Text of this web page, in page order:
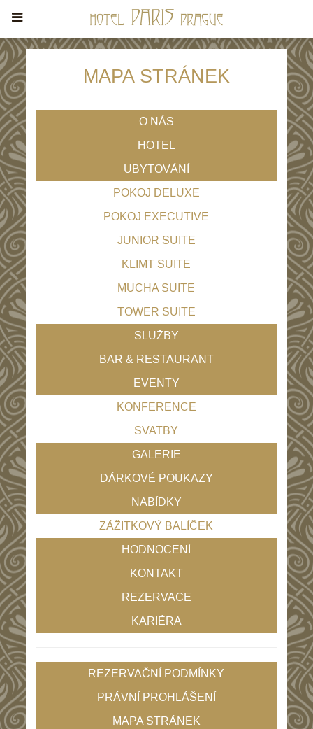
MAPA STRÁNEK
O NÁS
HOTEL
UBYTOVÁNÍ
POKOJ DELUXE
POKOJ EXECUTIVE
JUNIOR SUITE
KLIMT SUITE
MUCHA SUITE
TOWER SUITE
SLUŽBY
BAR & RESTAURANT
EVENTY
KONFERENCE
SVATBY
GALERIE
DÁRKOVÉ POUKAZY
NABÍDKY
ZÁŽITKOVÝ BALÍČEK
HODNOCENÍ
KONTAKT
REZERVACE
KARIÉRA
REZERVAČNÍ PODMÍNKY
PRÁVNÍ PROHLÁŠENÍ
MAPA STRÁNEK